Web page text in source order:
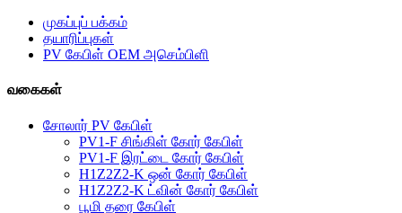
முகப்புப் பக்கம்
தயாரிப்புகள்
PV கேபிள் OEM அசெம்பிளி
வகைகள்
சோலார் PV கேபிள்
PV1-F சிங்கிள் கோர் கேபிள்
PV1-F இரட்டை கோர் கேபிள்
H1Z2Z2-K ஒன் கோர் கேபிள்
H1Z2Z2-K ட்வின் கோர் கேபிள்
பூமி தரை கேபிள்